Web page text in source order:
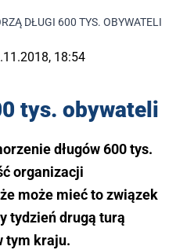
DŁUGI 600 TYS. OBYWATELI
18:54
tys. obywateli
długów 600 tys.
organizacji
może mieć to związek
tydzień drugą turą
tym kraju.